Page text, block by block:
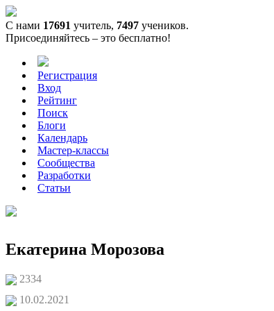
С нами 17691 учитель, 7497 учеников.
Присоединяйтесь – это бесплатно!
Регистрация
Вход
Рейтинг
Поиск
Блоги
Календарь
Мастер-классы
Сообщества
Разработки
Статьи
Екатерина Морозова
2334
10.02.2021